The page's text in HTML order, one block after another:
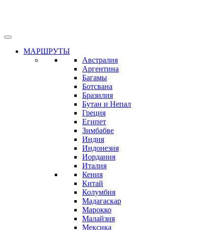
МАРШРУТЫ
Австралия
Аргентина
Багамы
Ботсвана
Бразилия
Бутан и Непал
Греция
Египет
Зимбабве
Индия
Индонезия
Иордания
Италия
Кения
Китай
Колумбия
Мадагаскар
Марокко
Малайзия
Мексика